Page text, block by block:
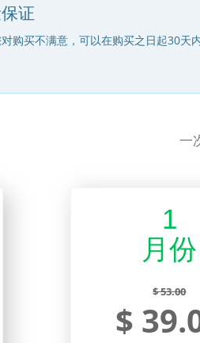
证
购买不满意，可以在购买之日起30天
一
1
月份
$ 53.00
$